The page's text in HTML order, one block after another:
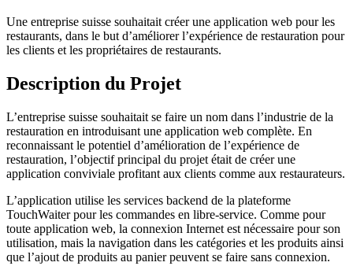
Une entreprise suisse souhaitait créer une application web pour les
restaurants, dans le but d’améliorer l’expérience de restauration pour
les clients et les propriétaires de restaurants.
Description du Projet
L’entreprise suisse souhaitait se faire un nom dans l’industrie de la
restauration en introduisant une application web complète. En
reconnaissant le potentiel d’amélioration de l’expérience de
restauration, l’objectif principal du projet était de créer une
application conviviale profitant aux clients comme aux restaurateurs.
L’application utilise les services backend de la plateforme
TouchWaiter pour les commandes en libre-service. Comme pour
toute application web, la connexion Internet est nécessaire pour son
utilisation, mais la navigation dans les catégories et les produits ainsi
que l’ajout de produits au panier peuvent se faire sans connexion.